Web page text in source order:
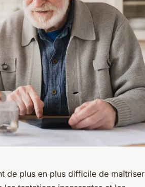
de plus en plus difficile de maîtriser